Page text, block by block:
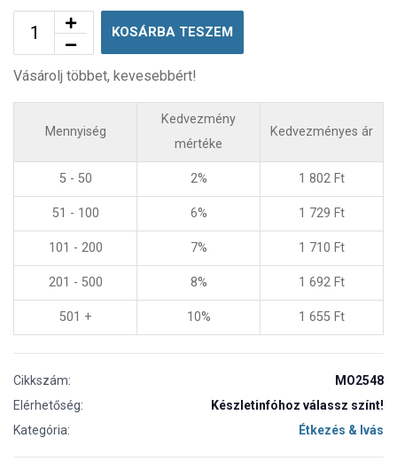
KOSÁRBA TESZEM
Vásárolj többet, kevesebbért!
Mennyiség
Kedvezmény
mértéke
Kedvezményes ár
5 - 50 2% 1 802 Ft
51 - 100 6% 1 729 Ft
101 - 200 7% 1 710 Ft
201 - 500 8% 1 692 Ft
501 + 10% 1 655 Ft
Cikkszám:
MO2548
Elérhetőség:
Készletinfóhoz válassz színt!
Kategória:
Étkezés & Ivás